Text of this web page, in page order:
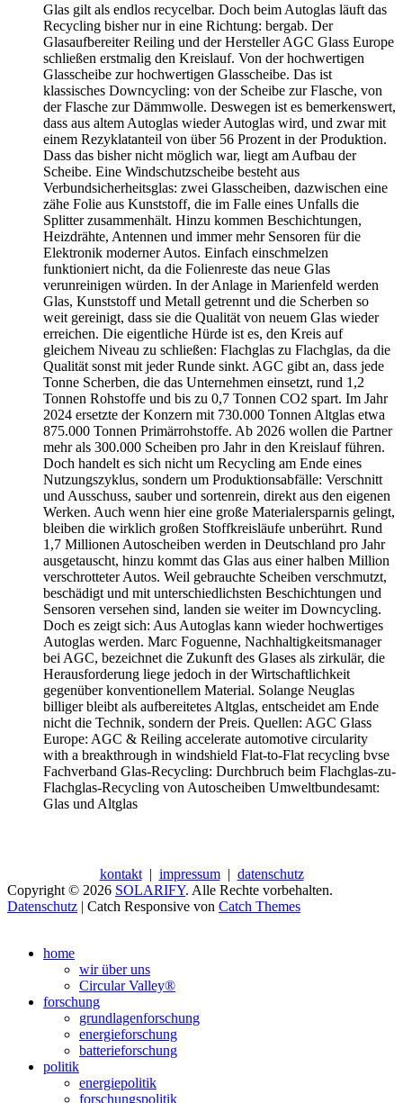
Glas gilt als endlos recycelbar. Doch beim Autoglas läuft das
Recycling bisher nur in eine Richtung: bergab. Der
Glasaufbereiter Reiling und der Hersteller AGC Glass Europe
schließen erstmalig den Kreislauf. Von der hochwertigen
Glasscheibe zur hochwertigen Glasscheibe. Das ist
klassisches Downcycling: von der Scheibe zur Flasche, von
der Flasche zur Dämmwolle. Deswegen ist es bemerkenswert,
dass aus altem Autoglas wieder Autoglas wird, und zwar mit
einem Rezyklatanteil von über 56 Prozent in der Produktion.
Dass das bisher nicht möglich war, liegt am Aufbau der
Scheibe. Eine Windschutzscheibe besteht aus
Verbundsicherheitsglas: zwei Glasscheiben, dazwischen eine
zähe Folie aus Kunststoff, die im Falle eines Unfalls die
Splitter zusammenhält. Hinzu kommen Beschichtungen,
Heizdrähte, Antennen und immer mehr Sensoren für die
Elektronik moderner Autos. Einfach einschmelzen
funktioniert nicht, da die Folienreste das neue Glas
verunreinigen würden. In der Anlage in Marienfeld werden
Glas, Kunststoff und Metall getrennt und die Scherben so
weit gereinigt, dass sie die Qualität von neuem Glas wieder
erreichen. Die eigentliche Hürde ist es, den Kreis auf
gleichem Niveau zu schließen: Flachglas zu Flachglas, da die
Qualität sonst mit jeder Runde sinkt. AGC gibt an, dass jede
Tonne Scherben, die das Unternehmen einsetzt, rund 1,2
Tonnen Rohstoffe und bis zu 0,7 Tonnen CO2 spart. Im Jahr
2024 ersetzte der Konzern mit 730.000 Tonnen Altglas etwa
875.000 Tonnen Primärrohstoffe. Ab 2026 wollen die Partner
mehr als 300.000 Scheiben pro Jahr in den Kreislauf führen.
Doch handelt es sich nicht um Recycling am Ende eines
Nutzungszyklus, sondern um Produktionsabfälle: Verschnitt
und Ausschuss, sauber und sortenrein, direkt aus den eigenen
Werken. Auch wenn hier eine große Materialersparnis gelingt,
bleiben die wirklich großen Stoffkreisläufe unberührt. Rund
1,7 Millionen Autoscheiben werden in Deutschland pro Jahr
ausgetauscht, hinzu kommt das Glas aus einer halben Million
verschrotteter Autos. Weil gebrauchte Scheiben verschmutzt,
beschädigt und mit unterschiedlichsten Beschichtungen und
Sensoren versehen sind, landen sie weiter im Downcycling.
Doch es zeigt sich: Aus Autoglas kann wieder hochwertiges
Autoglas werden. Marc Foguenne, Nachhaltigkeitsmanager
bei AGC, bezeichnet die Zukunft des Glases als zirkulär, die
Herausforderung liege jedoch in der Wirtschaftlichkeit
gegenüber konventionellem Material. Solange Neuglas
billiger bleibt als aufbereitetes Altglas, entscheidet am Ende
nicht die Technik, sondern der Preis. Quellen: AGC Glass
Europe: AGC & Reiling accelerate automotive circularity
with a breakthrough in windshield Flat-to-Flat recycling bvse
Fachverband Glas-Recycling: Durchbruch beim Flachglas-zu-
Flachglas-Recycling von Autoscheiben Umweltbundesamt:
Glas und Altglas
kontakt| impressum| datenschutz
Copyright © 2026 SOLARIFY. Alle Rechte vorbehalten.
Datenschutz | Catch Responsive von Catch Themes
oben
scrollen
home
wir über uns
Circular Valley®
forschung
grundlagenforschung
energieforschung
batterieforschung
politik
energiepolitik
forschungspolitik